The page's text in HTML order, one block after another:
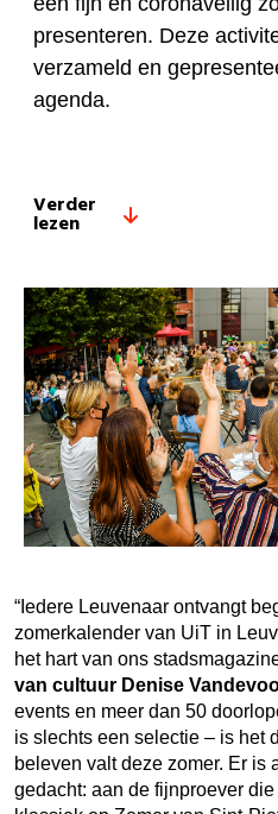
presenteren. Deze
verzameld en
agenda.
Verder
lezen
“Iedere Leuvenaar ontvangt
zomerkalender van UiT in
het hart van ons
van cultuur Denise
events en meer dan 50
is slechts een selectie – is het
beleven valt deze zomer. Er is
gedacht: aan de fijnproever